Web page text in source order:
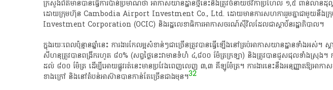
ក្រសួង​ព័ត៌មាន​បាន​ធ្វើការ​ប៉ាន់​ប្រមាណ​ថា​ អាកាសយានដ្ឋាន​ថ្មី​នេះ​នឹង​ត្រូវ​ចំនាយ​ថវិកា​ប្រហែល​ ១,៥​ ពាន់​លាន​
ដោយ​ក្រុមហ៊ុន​ Cambodia​ Airport​ Investment​ Co.,​ Ltd.​ ដោយ​មានការ​សហការ​រួម​គ្នា​ជាមួយនឹង​
Investment​ Corporation​ (OCIC)​ និង​រដ្ឋលេខាធិការ​អាកាសចរណ៍​ស៊ី​វិល​ដែល​ជា​ស្ថាប័ន​រដ្ឋាភិបាល​។​
ក្នុង​រយៈពេល​ប៉ុន្មាន​ឆ្នាំ​នេះ​ ការងារ​កែ​លម្អ​សំខាន់ៗ​ជា​ច្រើន​ត្រូវ​បាន​ធ្វើ​ឡើង​នៅ​គ្រប់​អាកាសយានដ្ឋាន​ទាំងអស់​
សីហ​នុ​ត្រូវ​បាន​ពង្រីក​រហូត​ ៨០%​ (​សព្វ​ថ្ងៃនេះ​វា​មាន​ទំហំ​ ៤,៨០០​ ម៉ែត្រក្រឡា​)​ និង​ត្រូវ​បាន​ជួសជុល​ទាំងស្រុង​។​ កា
ដល់​ ៨០០​ ម៉ែត្រ​ ដើម្បី​អោយ​ផ្លូវ​រត់​នេះ​មាន​ប្រវែង​ពេញលេញ​ ៣,៣​ គីឡូម៉ែត្រ​។​ ការងារ​នេះ​នឹង​អនុញ្ញាត​ឱ្យ​អា
ខាងក្រៅ​ និង​នៅ​តំបន់​អាស៊ាន​បាន​កាន់តែ​ច្រើន​ជាង​មុន​។​32